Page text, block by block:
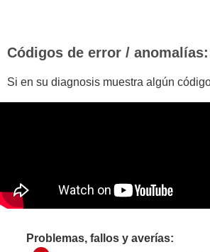
Códigos de error / anomalías:
Si en su diagnosis muestra algún
Problemas, fallos y averías: